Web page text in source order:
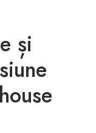
și